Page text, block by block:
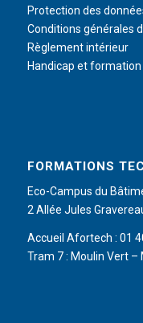
Protection des
Conditions générales
Règlement intérieur
Handicap et
FORMATIONS
Eco-Campus du
2 Allée Jules
Accueil Afortech : 01
Tram 7 : Moulin Vert –